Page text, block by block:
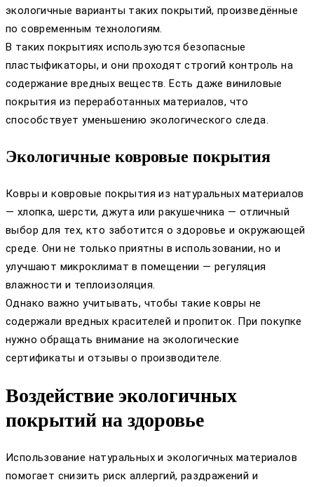
экологичные варианты таких покрытий, произведённые
по современным технологиям.
В таких покрытиях используются безопасные
пластыфикаторы, и они проходят строгий контроль на
содержание вредных веществ. Есть даже виниловые
покрытия из переработанных материалов, что
способствует уменьшению экологического следа.
Экологичные ковровые покрытия
Ковры и ковровые покрытия из натуральных материалов
— хлопка, шерсти, джута или ракушечника — отличный
выбор для тех, кто заботится о здоровье и окружающей
среде. Они не только приятны в использовании, но и
улучшают микроклимат в помещении — регуляция
влажности и теплоизоляция.
Однако важно учитывать, чтобы такие ковры не
содержали вредных красителей и пропиток. При покупке
нужно обращать внимание на экологические
сертификаты и отзывы о производителе.
Воздействие экологичных
покрытий на здоровье
Использование натуральных и экологичных материалов
помогает снизить риск аллергий, раздражений и